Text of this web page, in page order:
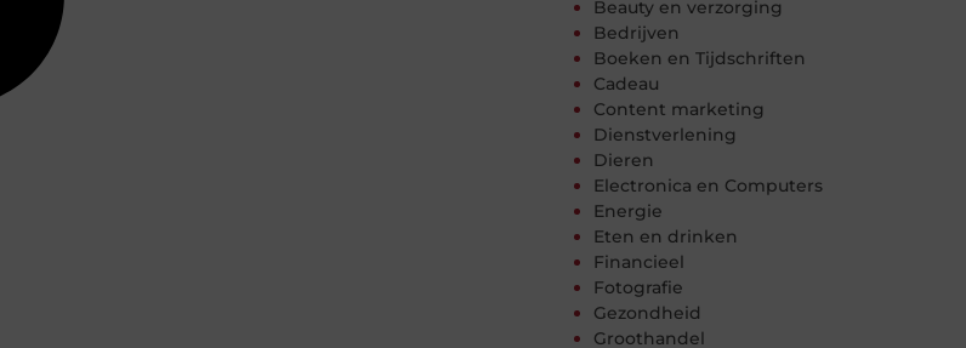
Beauty en verzorging
Bedrijven
Boeken en Tijdschriften
Cadeau
Content marketing
Dienstverlening
Dieren
Electronica en Computers
Energie
Eten en drinken
Financieel
Fotografie
Gezondheid
Groothandel